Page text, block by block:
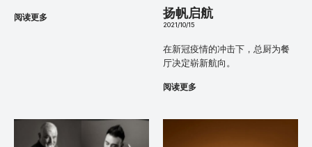
阅读更多 扬帆启航
2021/10/15
在新冠疫情的冲击下，总厨为餐
厅决定崭新航向。
阅读更多